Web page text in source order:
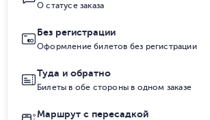
О статусе заказа
Без регистрации
Оформление билетов без регистрации
Туда и обратно
Билеты в обе стороны в одном заказе
Маршрут с пересадкой